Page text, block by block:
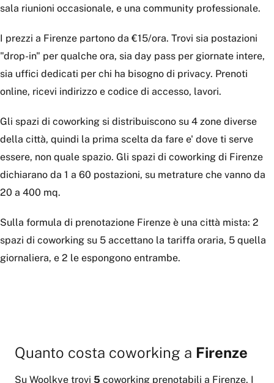
sala riunioni occasionale, e una community professionale.
I prezzi a Firenze partono da €15/ora. Trovi sia postazioni
"drop-in" per qualche ora, sia day pass per giornate intere,
sia uffici dedicati per chi ha bisogno di privacy. Prenoti
online, ricevi indirizzo e codice di accesso, lavori.
Gli spazi di coworking si distribuiscono su 4 zone diverse
della città, quindi la prima scelta da fare e' dove ti serve
essere, non quale spazio. Gli spazi di coworking di Firenze
dichiarano da 1 a 60 postazioni, su metrature che vanno da
20 a 400 mq.
Sulla formula di prenotazione Firenze è una città mista: 2
spazi di coworking su 5 accettano la tariffa oraria, 5 quella
giornaliera, e 2 le espongono entrambe.
Quanto costa coworking a Firenze
Su Woolkye trovi 5 coworking prenotabili a Firenze. I